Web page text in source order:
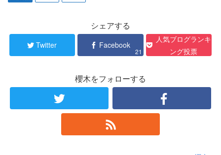
シェアする
Twitter Facebook
21
人気ブログランキ
ング投票
櫻木をフォローする